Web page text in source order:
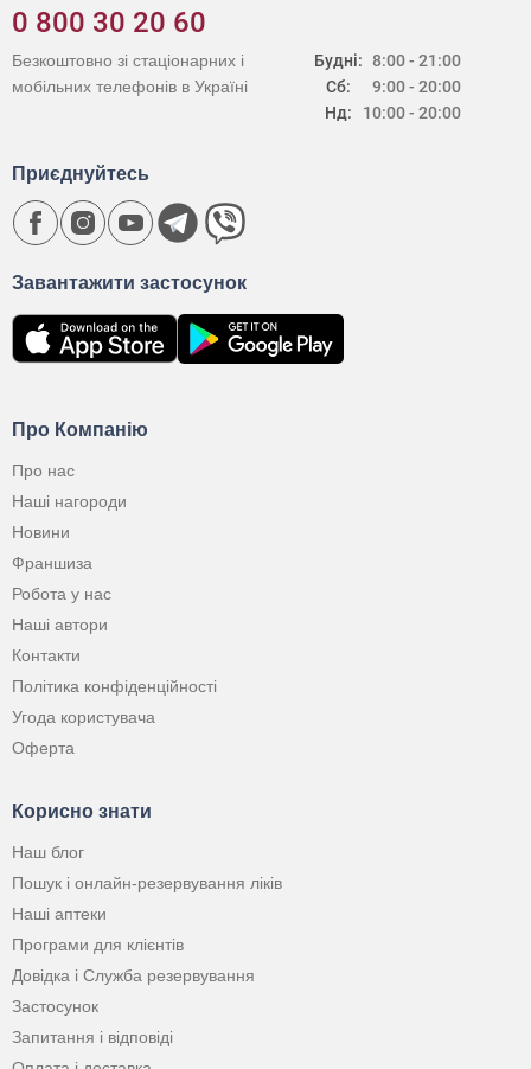
0 800 30 20 60
Будні:
Сб:
Нд:
8:00 - 21:00
9:00 - 20:00
10:00 - 20:00
Безкоштовно зі стаціонарних і
мобільних телефонів в Україні
Про Компанію
Про нас
Наші нагороди
Новини
Франшиза
Робота у нас
Наші автори
Контакти
Політика конфіденційності
Угода користувача
Оферта
Корисно знати
Наш блог
Пошук і онлайн-резервування ліків
Наші аптеки
Програми для клієнтів
Довідка і Служба резервування
Застосунок
Запитання і відповіді
Завантажити застосунок
Приєднуйтесь